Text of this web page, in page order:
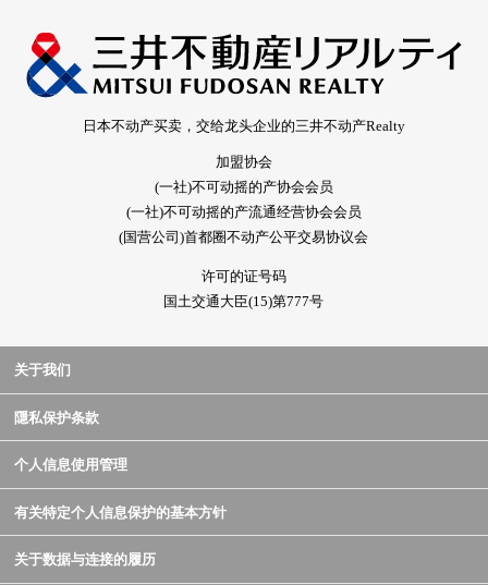
日本不动产买卖，交给龙头企业的三井不动产Realty
加盟协会
(一社)不可动摇的产协会会员
(一社)不可动摇的产流通经营协会会员
(国营公司)首都圈不动产公平交易协议会
许可的证号码
国土交通大臣(15)第777号
关于我们
隱私保护条款
个人信息使用管理
有关特定个人信息保护的基本方针
关于数据与连接的履历